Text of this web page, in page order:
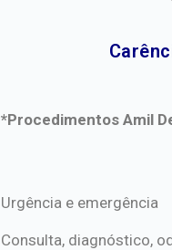
*Procedimentos Amil
*Procedimentos Amil
Urgência e emergência
Consulta, diagnóstico,